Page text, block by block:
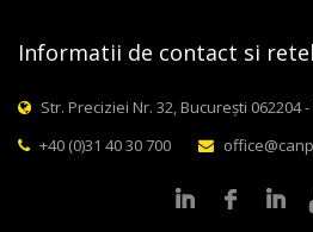
Informatii de contact si
Str. Preciziei Nr. 32, București 062204 -
+40 (0)31 40 30 700